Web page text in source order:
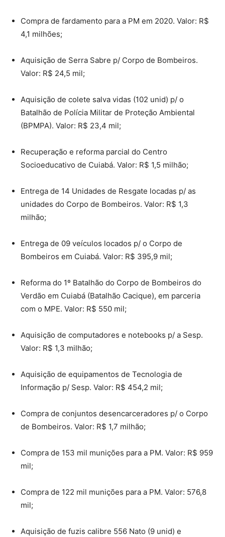
Compra de fardamento para a PM em 2020. Valor: R$
4,1 milhões;
Aquisição de Serra Sabre p/ Corpo de Bombeiros.
Valor: R$ 24,5 mil;
Aquisição de colete salva vidas (102 unid) p/ o
Batalhão de Polícia Militar de Proteção Ambiental
(BPMPA). Valor: R$ 23,4 mil;
Recuperação e reforma parcial do Centro
Socioeducativo de Cuiabá. Valor: R$ 1,5 milhão;
Entrega de 14 Unidades de Resgate locadas p/ as
unidades do Corpo de Bombeiros. Valor: R$ 1,3
milhão;
Entrega de 09 veículos locados p/ o Corpo de
Bombeiros em Cuiabá. Valor: R$ 395,9 mil;
Reforma do 1º Batalhão do Corpo de Bombeiros do
Verdão em Cuiabá (Batalhão Cacique), em parceria
com o MPE. Valor: R$ 550 mil;
Aquisição de computadores e notebooks p/ a Sesp.
Valor: R$ 1,3 milhão;
Aquisição de equipamentos de Tecnologia de
Informação p/ Sesp. Valor: R$ 454,2 mil;
Compra de conjuntos desencarceradores p/ o Corpo
de Bombeiros. Valor: R$ 1,7 milhão;
Compra de 153 mil munições para a PM. Valor: R$ 959
mil;
Compra de 122 mil munições para a PM. Valor: 576,8
mil;
Aquisição de fuzis calibre 556 Nato (9 unid) e